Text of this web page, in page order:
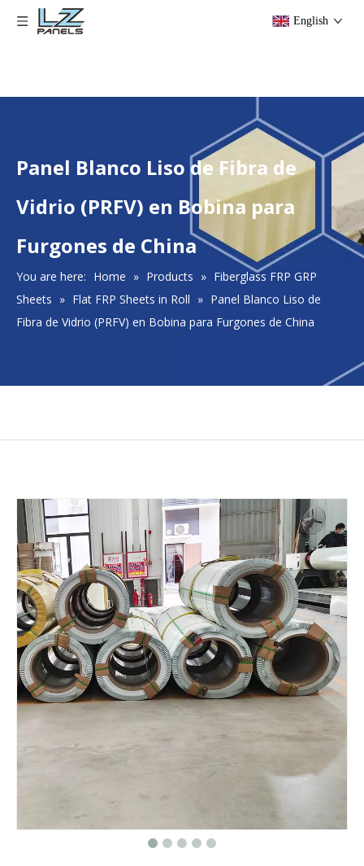
English
Panel Blanco Liso de Fibra de
Vidrio (PRFV) en Bobina para
Furgones de China
You are here: Home » Products » Fiberglass FRP GRP
Sheets » Flat FRP Sheets in Roll » Panel Blanco Liso de
Fibra de Vidrio (PRFV) en Bobina para Furgones de China